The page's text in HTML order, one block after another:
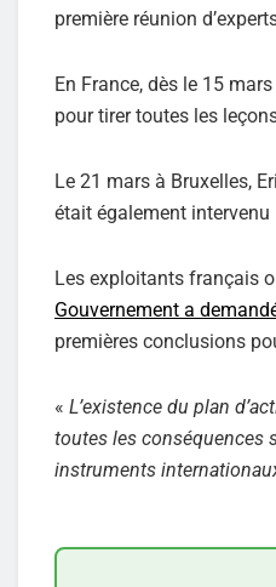
première réunion
En France, dès le 15
pour tirer toutes les
Le 21 mars à Bruxelles,
était également intervenu
Les exploitants français
Gouvernement a
premières conclusions
« L’existence du plan
toutes les conséquences
instruments